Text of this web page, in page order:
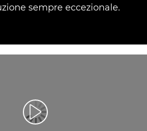
sempre eccezionale.
Riproduci il video